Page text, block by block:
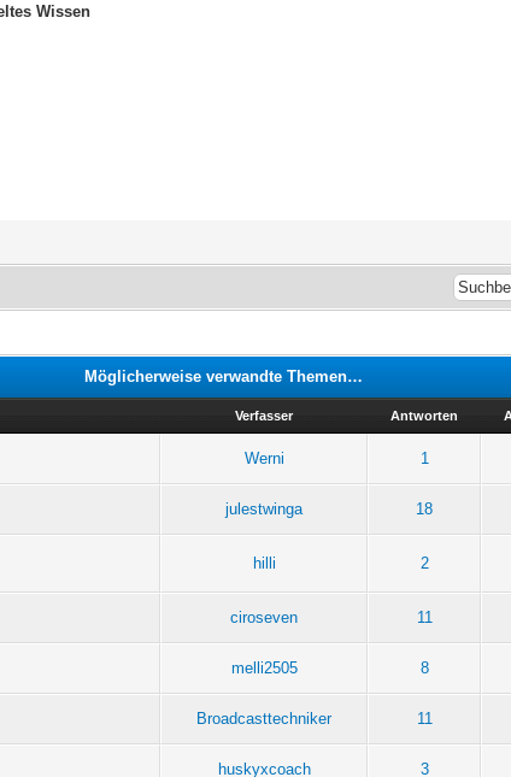
Wissen
Möglicherweise verwandte Themen…
Verfasser Antworten
Werni 1
julestwinga 18
hilli 2
ciroseven 11
melli2505 8
Broadcasttechniker 11
huskyxcoach 3